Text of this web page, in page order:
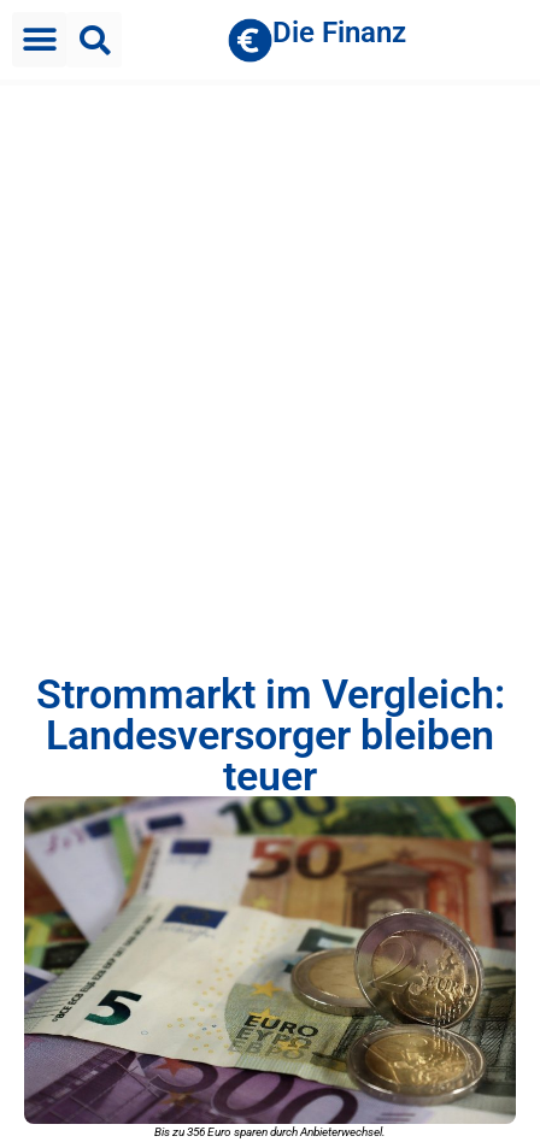
Die Finanz
Strommarkt im Vergleich:
Landesversorger bleiben
teuer
Bis zu 356 Euro sparen durch Anbieterwechsel.